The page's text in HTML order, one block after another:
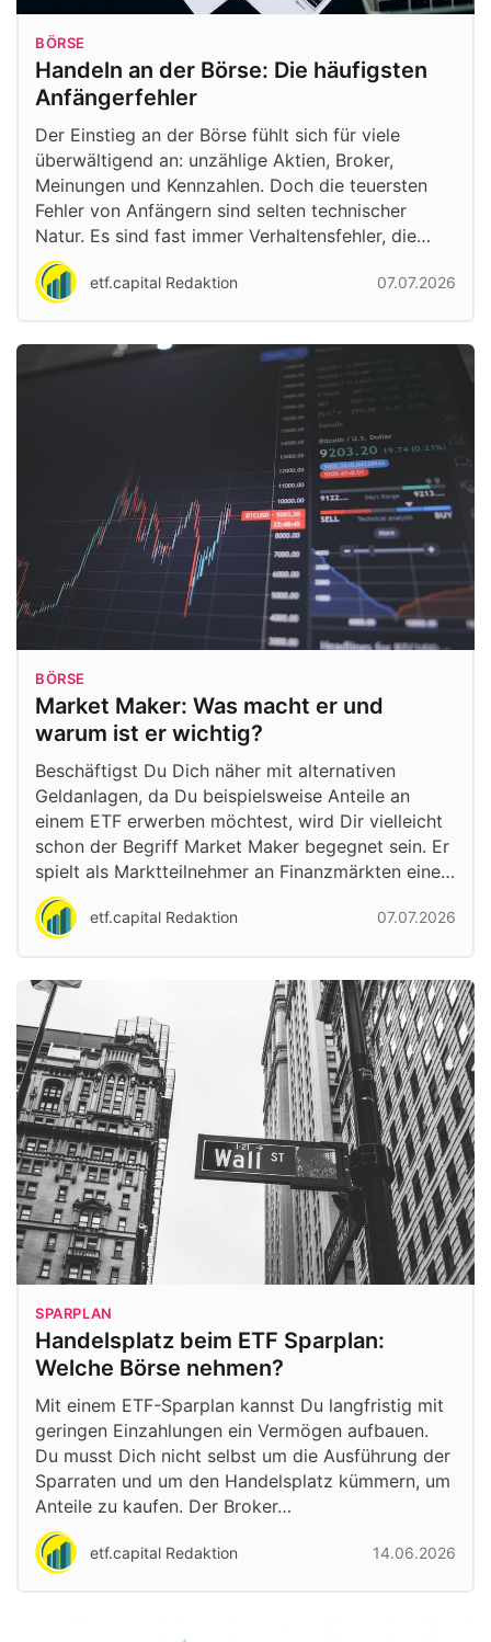
BÖRSE
Handeln an der Börse: Die häufigsten
Anfängerfehler
Der Einstieg an der Börse fühlt sich für viele
überwältigend an: unzählige Aktien, Broker,
Meinungen und Kennzahlen. Doch die teuersten
Fehler von Anfängern sind selten technischer
Natur. Es sind fast immer Verhaltensfehler, die…
etf.capital Redaktion 07.07.2026
BÖRSE
Market Maker: Was macht er und
warum ist er wichtig?
Beschäftigst Du Dich näher mit alternativen
Geldanlagen, da Du beispielsweise Anteile an
einem ETF erwerben möchtest, wird Dir vielleicht
schon der Begriff Market Maker begegnet sein. Er
spielt als Marktteilnehmer an Finanzmärkten eine…
etf.capital Redaktion 07.07.2026
SPARPLAN
Handelsplatz beim ETF Sparplan:
Welche Börse nehmen?
Mit einem ETF-Sparplan kannst Du langfristig mit
geringen Einzahlungen ein Vermögen aufbauen.
Du musst Dich nicht selbst um die Ausführung der
Sparraten und um den Handelsplatz kümmern, um
Anteile zu kaufen. Der Broker…
etf.capital Redaktion 14.06.2026